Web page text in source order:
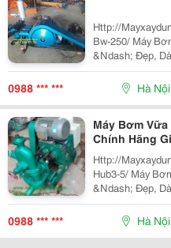
Http://
Bw-250/ Máy Bơm Vữa Bw250 Chất Lượng Bền
&Ndash; Đẹp,
Bảo Dưỡng
Hiệu Quả Cao
Bw250 Chuyên
0988 *** *** Hà Nội
Máy Bơm
Chính Hãng
Http://
Hub3-5/ Máy Bơm Vữa Hub3.5 Chất Lượng Bền
&Ndash; Đẹp,
&Ndash; Bảo
Trong Công
Thi Công Cầ
0988 *** *** Hà Nội